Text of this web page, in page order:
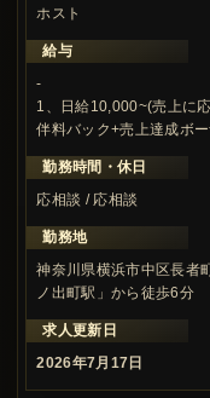
ホスト
給与
-
1、日給10,000~(売上に
伴料バック+売上達成ボ
勤務時間・休日
応相談 / 応相談
勤務地
神奈川県横浜市中区長者
ノ出町駅」から徒歩6分
求人更新日
2026年7月17日